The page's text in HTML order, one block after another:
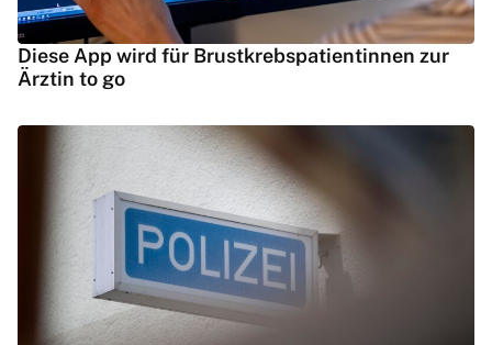
Diese App wird für Brustkrebspatientinnen zur
Ärztin to go